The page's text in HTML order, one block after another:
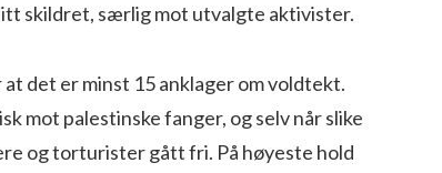
skildret, særlig mot utvalgte aktivister.
det er minst 15 anklager om voldtekt.
mot palestinske fanger, og selv når slike
og torturister gått fri. På høyeste hold